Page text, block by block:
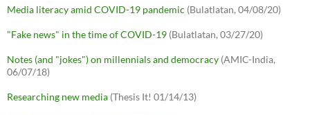
Media literacy amid COVID-19 pandemic (Bulatlatan, 04/08/20)
"Fake news" in the time of COVID-19 (Bulatlatan, 03/27/20)
Notes (and "jokes") on millennials and democracy (AMIC-India,
06/07/18)
Researching new media (Thesis It! 01/14/13)